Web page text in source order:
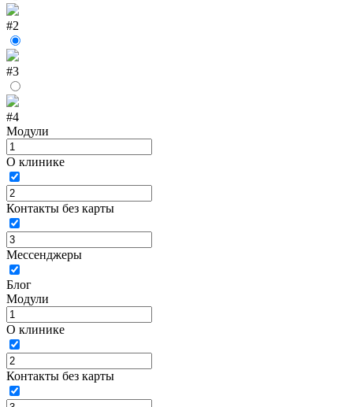
#2
#3
#4
Модули
О клинике
Контакты без карты
Мессенджеры
Блог
Модули
О клинике
Контакты без карты